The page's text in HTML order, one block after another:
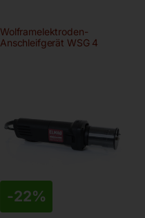
Wolframelektroden-
Anschleifgerät WSG 4
-22%